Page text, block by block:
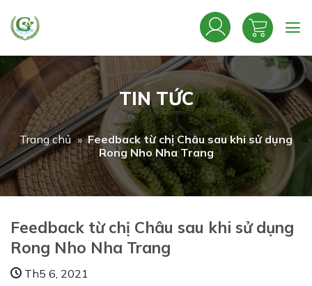
qua
dung
TIN TỨC
Trang chủ » Feedback từ chị Châu sau khi sử dụng
Rong Nho Nha Trang
Feedback từ chị Châu sau khi sử dụng
Rong Nho Nha Trang
Th5 6, 2021